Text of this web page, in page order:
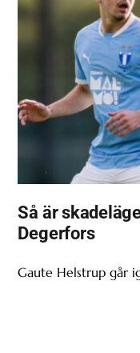
Så är
Degerfors
Gaute Helstrup går